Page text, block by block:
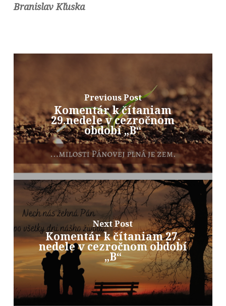
Branislav Kľuska
Previous Post
Komentár k čítaniam
29.nedele v cezročnom
období „B“
Next Post
Komentár k čítaniam 27.
nedele v cezročnom období
„B“